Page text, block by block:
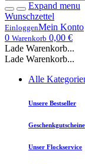
Expand menu
Wunschzettel
EinloggenMein Konto
0 Warenkorb 0,00 €
Lade Warenkorb...
Lade Warenkorb...
Alle
Unsere Bestseller
Geschenkgutscheine
Unser Flockservice